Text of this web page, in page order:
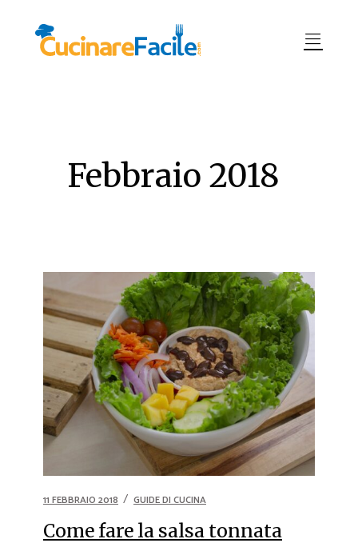
Febbraio 2018
11 FEBBRAIO 2018 GUIDE DI CUCINA
Come fare la salsa tonnata